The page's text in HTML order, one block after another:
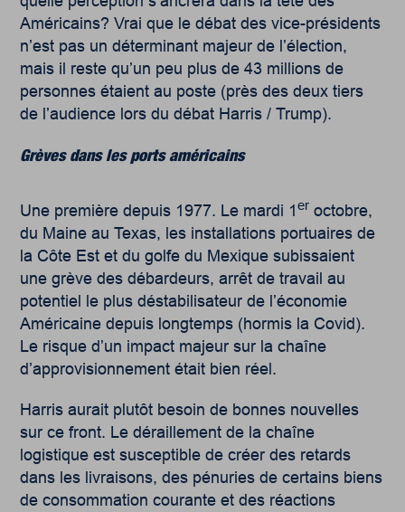
Américains? Vrai que le débat des vice-présidents
n’est pas un déterminant majeur de l’élection,
mais il reste qu’un peu plus de 43 millions de
personnes étaient au poste (près des deux tiers
de l’audience lors du débat Harris / Trump).
Grèves dans les ports américains
Une première depuis 1977. Le mardi 1er octobre,
du Maine au Texas, les installations portuaires de
la Côte Est et du golfe du Mexique subissaient
une grève des débardeurs, arrêt de travail au
potentiel le plus déstabilisateur de l’économie
Américaine depuis longtemps (hormis la Covid).
Le risque d’un impact majeur sur la chaîne
d’approvisionnement était bien réel.
Harris aurait plutôt besoin de bonnes nouvelles
sur ce front. Le déraillement de la chaîne
logistique est susceptible de créer des retards
dans les livraisons, des pénuries de certains biens
de consommation courante et des réactions